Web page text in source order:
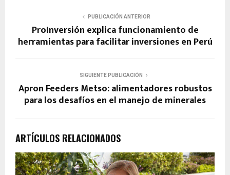
PUBLICACIÓN ANTERIOR
ProInversión explica funcionamiento de
herramientas para facilitar inversiones en Perú
SIGUIENTE PUBLICACIÓN
Apron Feeders Metso: alimentadores robustos
para los desafíos en el manejo de minerales
ARTÍCULOS RELACIONADOS